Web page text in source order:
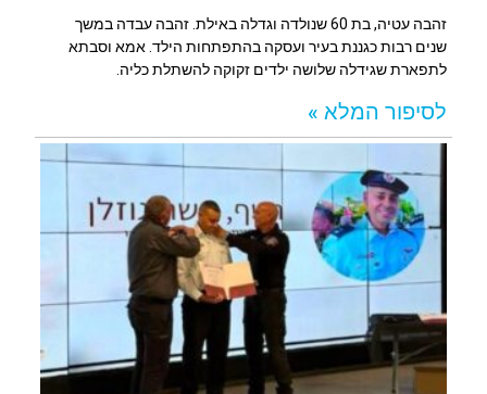
זהבה עטיה, בת 60 שנולדה וגדלה באילת. זהבה עבדה במשך
שנים רבות כגננת בעיר ועסקה בהתפתחות הילד. אמא וסבתא
לתפארת שגידלה שלושה ילדים זקוקה להשתלת כליה.
לסיפור המלא »